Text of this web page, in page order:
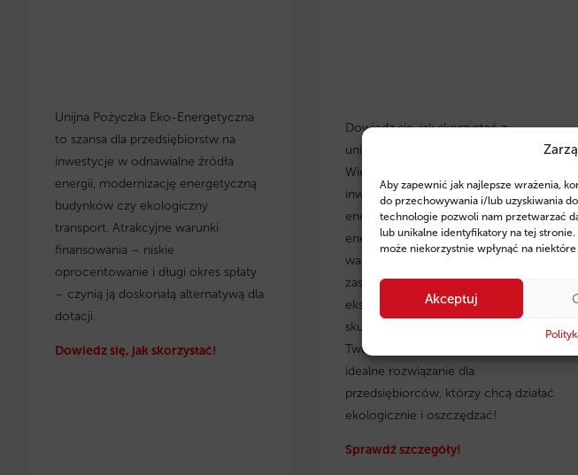
Aby zapewnić jak najlepsze wrażenia,
do przechowywania i/lub uzyskiwania
technologie pozwoli nam przetwarzać
lub unikalne identyfikatory na tej
może niekorzystnie wpłynąć na
Akceptuj
Unijna Pożyczka Eko-Energetyczna
to szansa dla przedsiębiorstw na
inwestycje w odnawialne źródła
energii, modernizację energetyczną
budynków czy ekologiczny
transport. Atrakcyjne warunki
finansowania – niskie
oprocentowanie i długi okres spłaty
– czynią ją doskonałą alternatywą dla
dotacji.
Dowiedz się, jak skorzystać!
Dowiedz się, jak skorzystać z
unijnych eko pożyczek w
Wielkopolsce
inwestycje w OZE, modernizację
energetyczną czy zakup
energooszczędnego sprzętu. Poznaj
warunki finansowania, przykłady
zastosowań oraz sprawdź, jak
eksperci Fintaxis mogą pomóc Ci
skutecznie zdobyć środki na rozwój
Twojej firmy. Eko pożyczka to
idealne rozwiązanie dla
przedsiębiorców, którzy chcą działać
ekologicznie i oszczędzać!
Sprawdź szczegóły!